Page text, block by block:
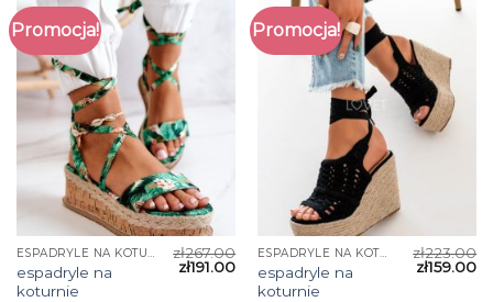
Promocja!
ESPADRYLE NA KOTURNIE
espadryle na
koturnie
zł267.00
zł191.00
Promocja!
ESPADRYLE NA KOTURNIE
espadryle na
koturnie
zł223.00
zł159.00